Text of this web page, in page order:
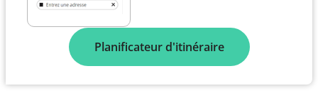
Planificateur d'itinéraire